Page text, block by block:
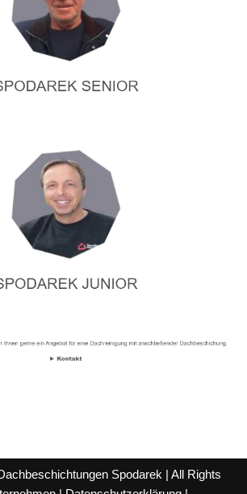
Spodarek | All Rights